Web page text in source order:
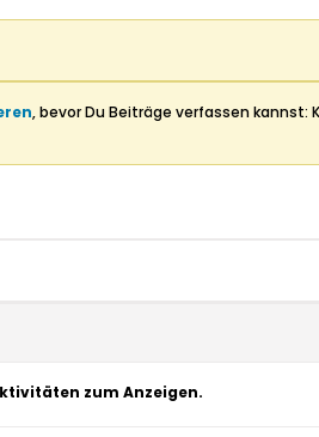
, bevor Du Beiträge verfassen kannst:
zum Anzeigen.